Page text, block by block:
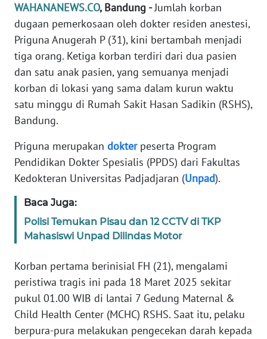
WAHANANEWS.CO, Bandung -Jumlah korban
dugaan pemerkosaan oleh dokter residen anestesi,
Priguna Anugerah P (31), kini bertambah menjadi
tiga orang. Ketiga korban terdiri dari dua pasien
dan satu anak pasien, yang semuanya menjadi
korban di lokasi yang sama dalam kurun waktu
satu minggu di Rumah Sakit Hasan Sadikin (RSHS),
Bandung.
Priguna merupakan dokterpeserta Program
Pendidikan Dokter Spesialis (PPDS) dari Fakultas
Kedokteran Universitas Padjadjaran (Unpad).
Baca Juga:
Polisi Temukan Pisau dan 12 CCTV di TKP
Mahasiswi Unpad Dilindas Motor
Korban pertama berinisial FH (21), mengalami
peristiwa tragis ini pada 18 Maret 2025 sekitar
pukul 01.00 WIB di lantai 7 Gedung Maternal &
Child Health Center (MCHC) RSHS. Saat itu, pelaku
berpura-pura melakukan pengecekan darah kepada
Informasi
INDEKS
BERITA
KONTAK
KAMI
INFO
TENTANG
KAMI
PEDOMAN
MEDIA
SIBER
REDAKSI
KARIR
DISCLAIMER